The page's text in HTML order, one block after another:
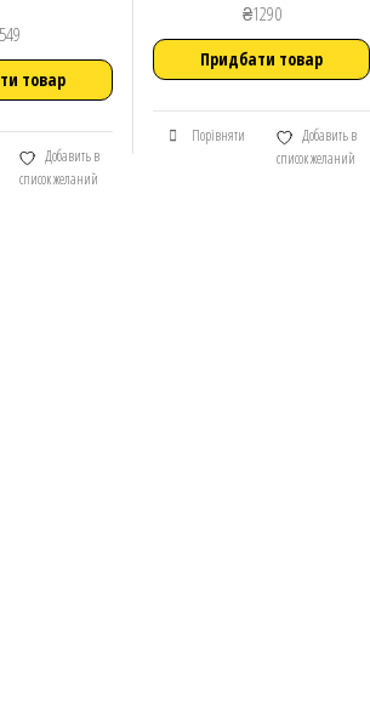
товар
Добавить в
список желаний
₴1290
Придбати товар
Порівняти
Добавить в
список желаний